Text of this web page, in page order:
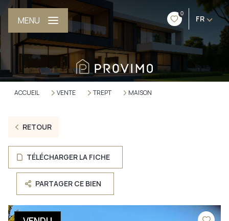
0
FR
MENU
ACCUEIL VENTE TREPT MAISON
RETOUR
TÉLÉCHARGER LA FICHE
PARTAGER CE BIEN